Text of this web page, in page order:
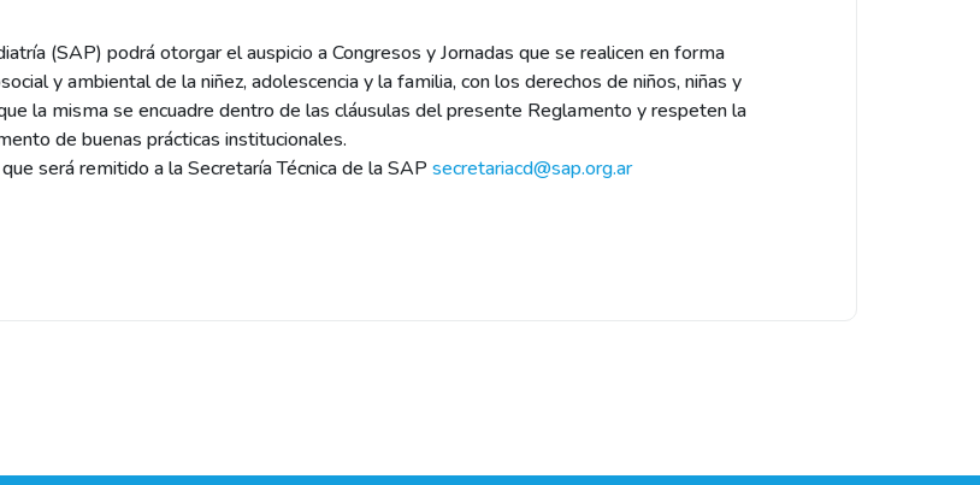
(SAP) podrá otorgar el auspicio a Congresos y Jornadas que se realicen en forma
y ambiental de la niñez, adolescencia y la familia, con los derechos de niños, niñas y
la misma se encuadre dentro de las cláusulas del presente Reglamento y respeten la
de buenas prácticas institucionales.
será remitido a la Secretaría Técnica de la SAP secretariacd@sap.org.ar